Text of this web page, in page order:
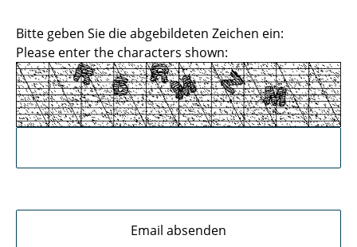
Bitte geben Sie die abgebildeten Zeichen ein:
Please enter the characters shown: